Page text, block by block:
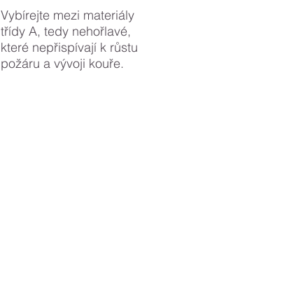
Vybírejte mezi materiály
třídy A, tedy nehořlavé,
které nepřispívají k růstu
požáru a vývoji kouře.